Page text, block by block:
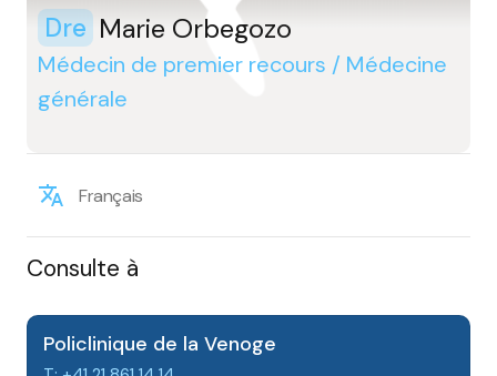
Dre Marie Orbegozo
Médecin de premier recours / Médecine
générale
Français
Consulte à
Policlinique de la Venoge